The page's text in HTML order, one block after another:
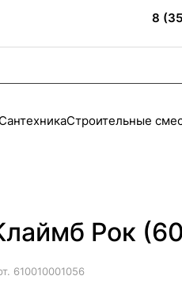
8
СантехникаСтроительные
Рок
610010001056